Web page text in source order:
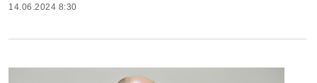
14.06.2024 8:30